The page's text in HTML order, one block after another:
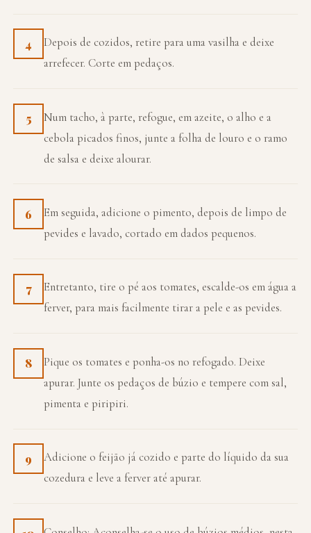
4
Depois de cozidos, retire para uma vasilha e deixe
arrefecer. Corte em pedaços.
5
Num tacho, à parte, refogue, em azeite, o alho e a
cebola picados finos, junte a folha de louro e o ramo
de salsa e deixe alourar.
6
Em seguida, adicione o pimento, depois de limpo de
pevides e lavado, cortado em dados pequenos.
7
Entretanto, tire o pé aos tomates, escalde-os em água a
ferver, para mais facilmente tirar a pele e as pevides.
8
Pique os tomates e ponha-os no refogado. Deixe
apurar. Junte os pedaços de búzio e tempere com sal,
pimenta e piripiri.
9
Adicione o feijão já cozido e parte do líquido da sua
cozedura e leve a ferver até apurar.